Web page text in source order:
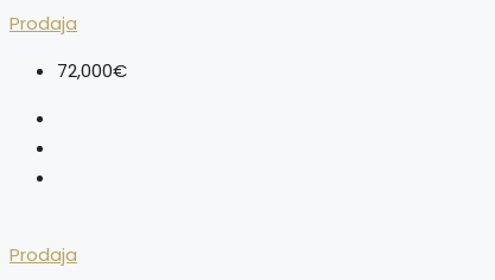
Prodaja
72,000€
Prodaja